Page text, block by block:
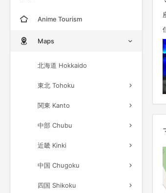
Anime Tourism
Maps
北海道 Hokkaido
東北 Tohoku
関東 Kanto
中部 Chubu
近畿 Kinki
中国 Chugoku
四国 Shikoku